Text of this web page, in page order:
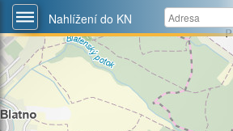
Nahlížení do KN